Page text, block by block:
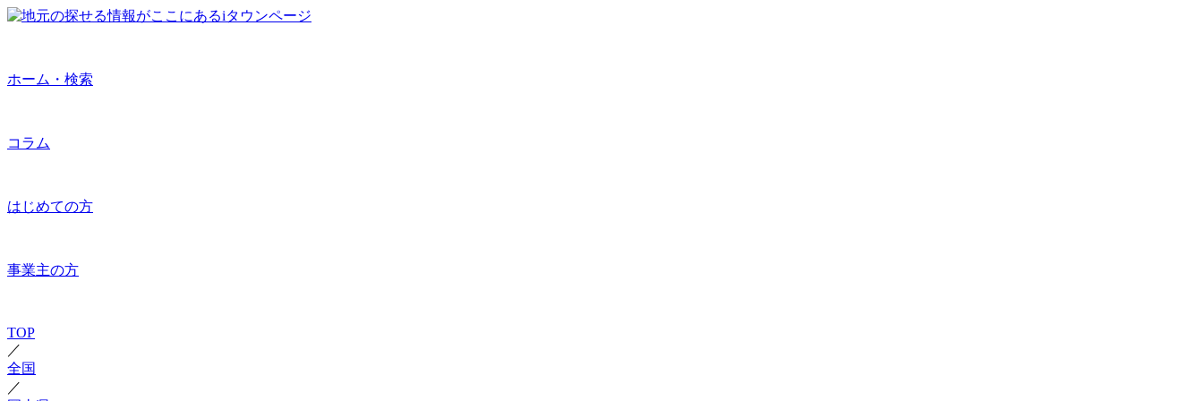
ホーム・検索
コラム
はじめての方
事業主の方
TOP
／
全国
／